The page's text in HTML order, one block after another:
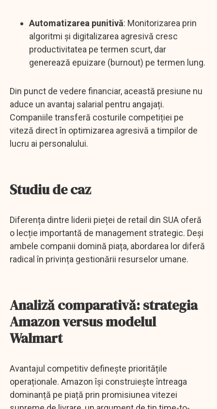
Automatizarea punitivă: Monitorizarea prin
algoritmi și digitalizarea agresivă cresc
productivitatea pe termen scurt, dar
generează epuizare (burnout) pe termen lung.
Din punct de vedere financiar, această presiune nu
aduce un avantaj salarial pentru angajați.
Companiile transferă costurile competiției pe
viteză direct în optimizarea agresivă a timpilor de
lucru ai personalului.
Studiu de caz
Diferența dintre liderii pieței de retail din SUA oferă
o lecție importantă de management strategic. Deși
ambele companii domină piața, abordarea lor diferă
radical în privința gestionării resurselor umane.
Analiză comparativă: strategia
Amazon versus modelul
Walmart
Avantajul competitiv definește prioritățile
operaționale. Amazon își construiește întreaga
dominanță pe piață prin promisiunea vitezei